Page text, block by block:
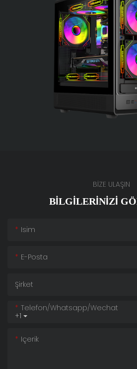
BİZE ULAŞIN
BILGILERINIZI
Isim
E-Posta
Şirket
+1
Telefon/whatsapp/wechat
Içerik